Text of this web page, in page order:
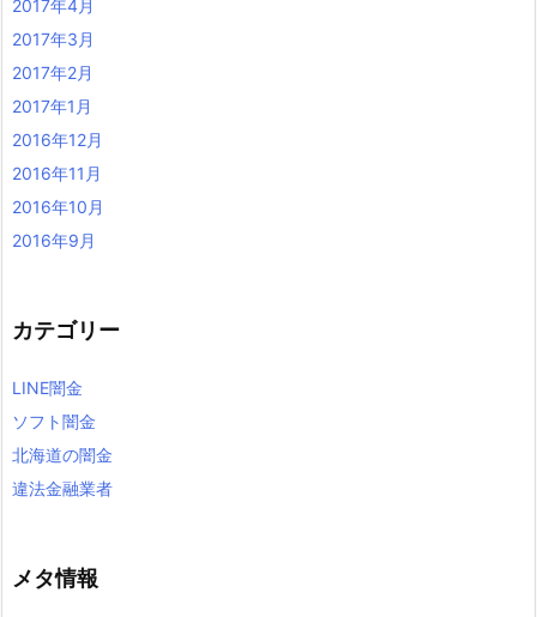
2017年4月
2017年3月
2017年2月
2017年1月
2016年12月
2016年11月
2016年10月
2016年9月
カテゴリー
LINE闇金
ソフト闇金
北海道の闇金
違法金融業者
メタ情報